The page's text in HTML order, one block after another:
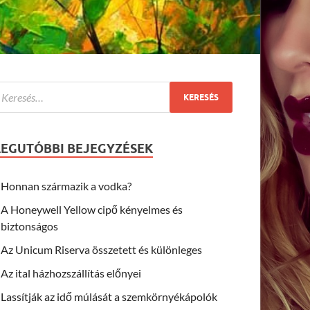
BEJEGYZÉSEK
Honnan származik a vodka?
A Honeywell Yellow cipő kényelmes és
biztonságos
Az Unicum Riserva összetett és különleges
Az ital házhozszállítás előnyei
Lassítják az idő múlását a szemkörnyékápolók